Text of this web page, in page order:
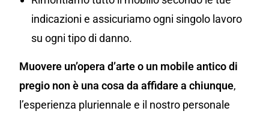
indicazioni e assicuriamo ogni singolo lavoro
su ogni tipo di danno.
Muovere un’opera d’arte o un mobile antico di
pregio non è una cosa da affidare a chiunque,
l’esperienza pluriennale e il nostro personale